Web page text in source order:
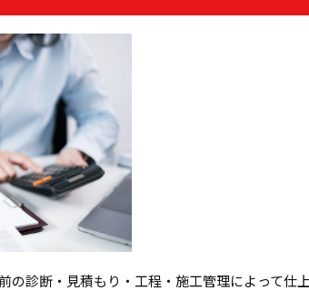
の診断・見積もり・工程・施工管理によって仕